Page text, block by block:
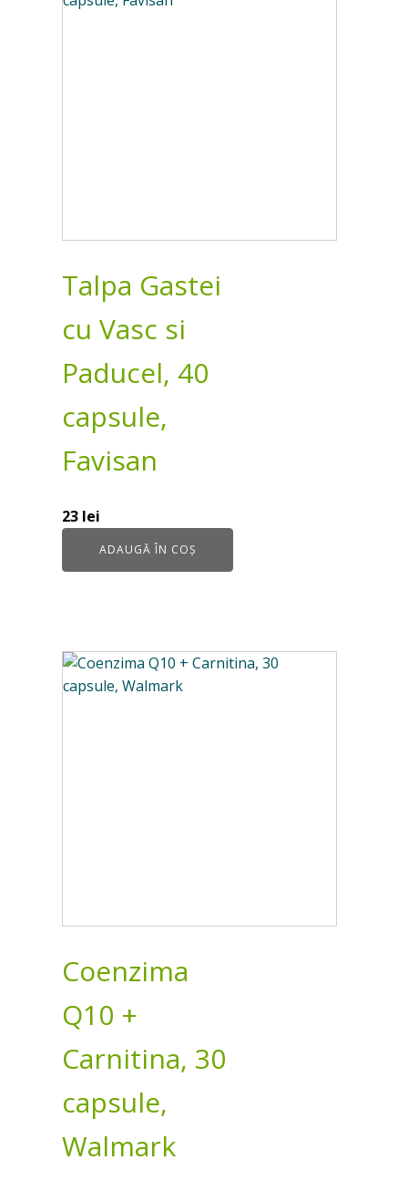
Talpa Gastei
cu Vasc si
Paducel, 40
capsule,
Favisan
23 lei
ADAUGĂ ÎN COȘ
Coenzima
Q10 +
Carnitina, 30
capsule,
Walmark